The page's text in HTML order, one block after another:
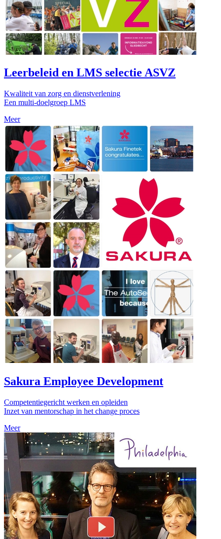
Leerbeleid en LMS selectie ASVZ
Kwaliteit van zorg en dienstverlening
Een multi-doelgroep LMS
Meer
Sakura Employee Development
Competentiegericht werken en opleiden
Inzet van mentorschap in het change proces
Meer